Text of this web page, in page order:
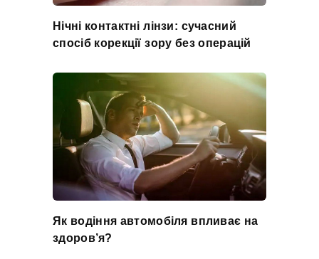
Нічні контактні лінзи: сучасний
спосіб корекції зору без операцій
Як водіння автомобіля впливає на
здоров’я?